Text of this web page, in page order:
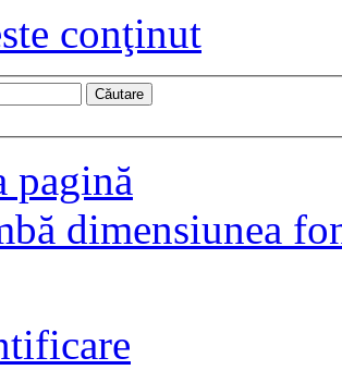
conţinut
pagină
dimensiunea